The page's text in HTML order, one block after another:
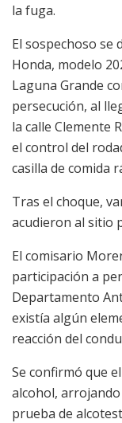
la fuga.
El sospechoso se
Honda, modelo
Laguna Grande
persecución, al
la calle Clemente
el control del
casilla de comida
Tras el choque,
acudieron al sitio
El comisario
participación a
Departamento
existía algún
reacción del
Se confirmó que
alcohol,
prueba de